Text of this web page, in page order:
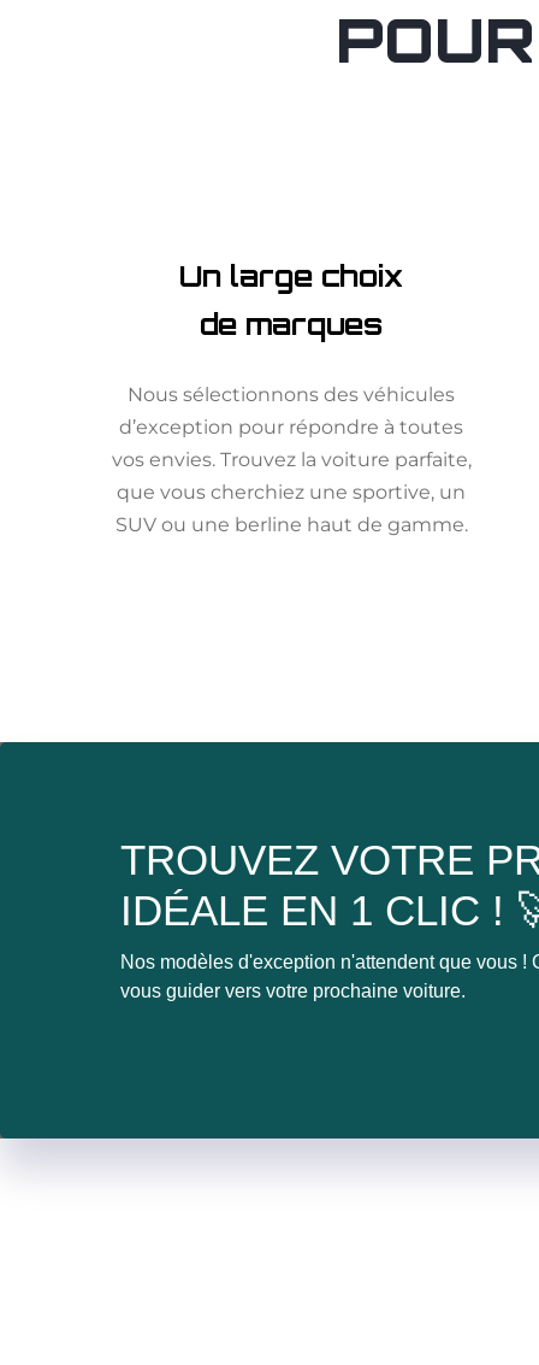
Un large choix
de marques
Nous sélectionnons des véhicules
d’exception pour répondre à toutes
vos envies. Trouvez la voiture parfaite,
que vous cherchiez une sportive, un
SUV ou une berline haut de gamme.
TROUVEZ VOTRE
IDÉALE EN 1 CLIC !
Nos modèles d'exception n'attendent que vous !
vous guider vers votre prochaine voiture.